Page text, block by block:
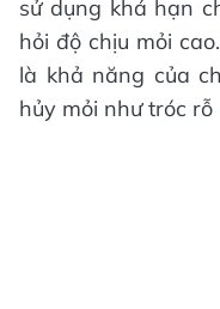
sử dụng khá hạn
hỏi độ chịu mỏi
là khả năng của
hủy mỏi như tróc